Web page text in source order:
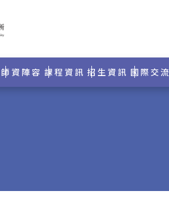
師資陣容 課程資訊 招生資訊 國際交流